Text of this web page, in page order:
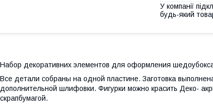
У компанії
будь-який
Набор декоративних элементов для оформления
Все детали собраны на одной пластине. Заготовка
дополнительной шлифовки. Фигурки можно красить Деко-
скрапбумагой.